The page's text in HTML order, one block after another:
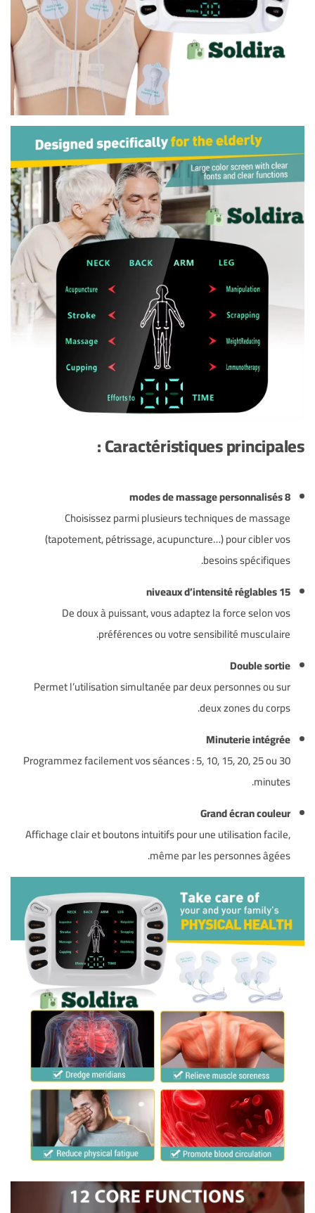
Caractéristiques principales :
8 modes de massage personnalisés
Choisissez parmi plusieurs techniques de massage
(tapotement, pétrissage, acupuncture…) pour cibler vos
besoins spécifiques.
15 niveaux d’intensité réglables
De doux à puissant, vous adaptez la force selon vos
préférences ou votre sensibilité musculaire.
Double sortie
Permet l’utilisation simultanée par deux personnes ou sur
deux zones du corps.
Minuterie intégrée
Programmez facilement vos séances : 5, 10, 15, 20, 25 ou 30
minutes.
Grand écran couleur
Affichage clair et boutons intuitifs pour une utilisation facile,
même par les personnes âgées.